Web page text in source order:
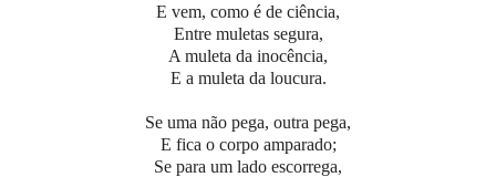
E vem, como é de ciência,
Entre muletas segura,
A muleta da inocência,
E a muleta da loucura.
Se uma não pega, outra pega,
E fica o corpo amparado;
Se para um lado escorrega,